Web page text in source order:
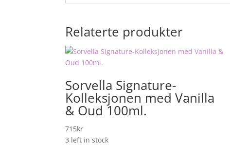
Relaterte produkter
Sorvella Signature-
Kolleksjonen med Vanilla
& Oud 100ml.
715kr
3 left in stock